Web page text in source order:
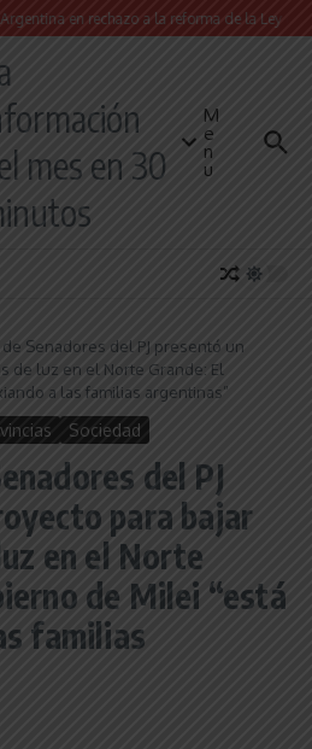
en rechazo a la reforma de la Ley de
mes en 30
M
e
n
u
de Senadores del PJ presentó un
de luz en el Norte Grande: El
a las familias argentinas”
Sociedad
del PJ
para bajar
en el Norte
de Milei “está
familias